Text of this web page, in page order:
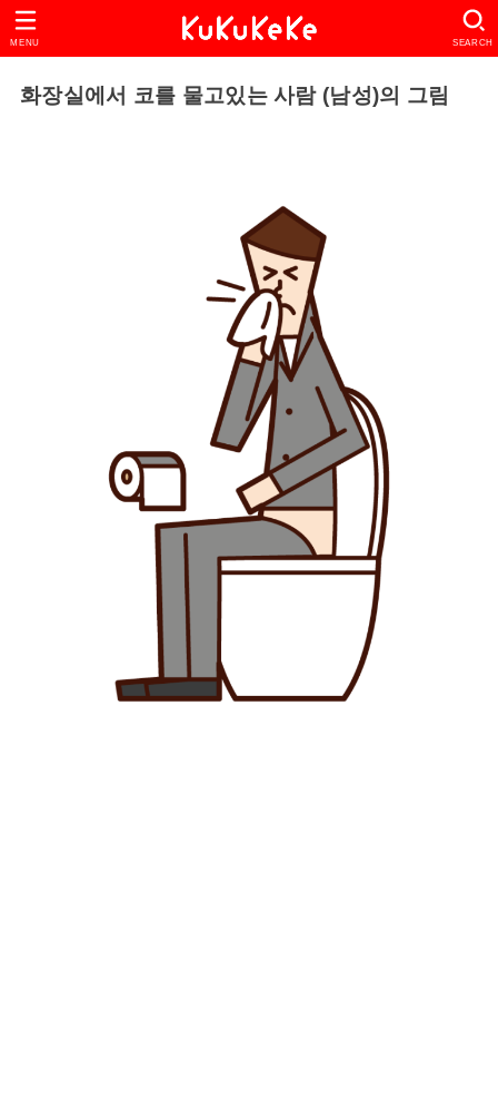
SEARCH
MENU
화장실에서 코를 물고있는 사람 (남성)의 그림